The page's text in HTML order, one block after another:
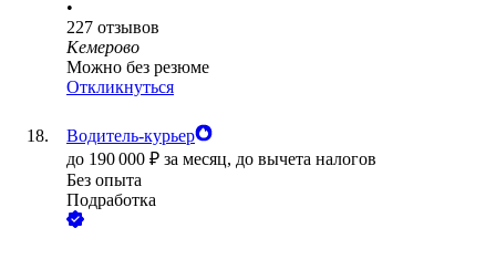
•
227 отзывов
Кемерово
Можно без резюме
Откликнуться
Водитель-курьер
до 190 000 ₽ за месяц, до вычета налогов
Без опыта
Подработка